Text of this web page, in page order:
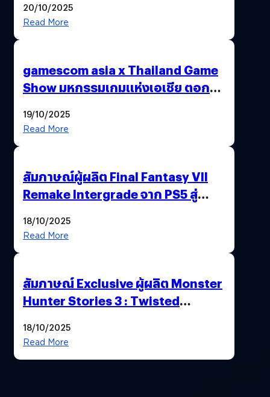
20/10/2025
Read More
gamescom asia x Thailand Game
Show มหกรรมเกมแห่งเอเชีย ตอกย้ำ
พาณิชย์ร่วมชูความสำเร็จ
19/10/2025
Read More
สัมภาษณ์ผู้ผลิต Final Fantasy VII
Remake Intergrade จาก PS5 สู่
18/10/2025
Read More
สัมภาษณ์ Exclusive ผู้ผลิต Monster
Hunter Stories 3 : Twisted
สวยฉ่ำ !
18/10/2025
Read More